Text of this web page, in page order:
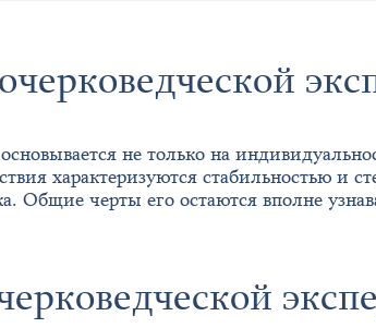
не только на
характеризуются стабильностью и
Общие черты его остаются вполне